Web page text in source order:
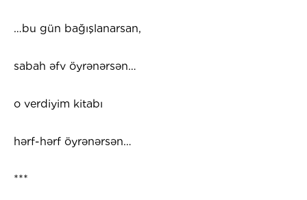
…bu gün bağışlanarsan,
sabah əfv öyrənərsən…
o verdiyim kitabı
hərf-hərf öyrənərsən…
***